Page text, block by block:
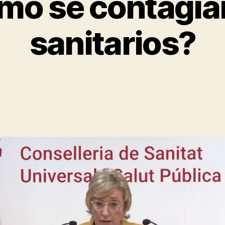
sanitarios?